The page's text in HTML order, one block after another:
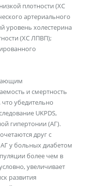
плотности (ХС
артериального
уровень холестерина
(ХС ЛПВП);
и смертность
убедительно
UKPDS,
гипертонии (АГ).
друг с
у больных диабетом
более чем в
увеличивает
развития